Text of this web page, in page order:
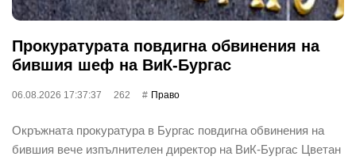
Прокуратурата повдигна обвинения на
бившия шеф на ВиК-Бургас
06.08.2026 17:37:37 262 Право
Окръжната прокуратура в Бургас повдигна обвинения на
бившия вече изпълнителен директор на ВиК-Бургас Цветан